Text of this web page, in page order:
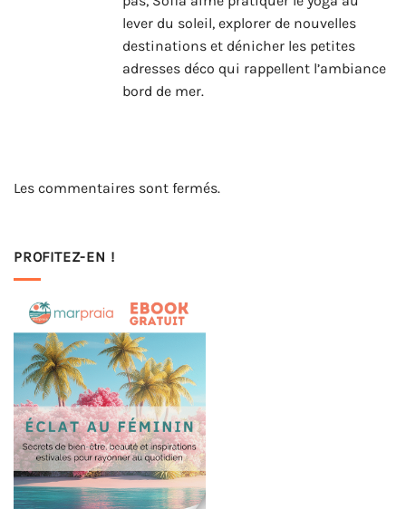
lever du soleil, explorer de nouvelles
destinations et dénicher les petites
adresses déco qui rappellent l’ambiance
bord de mer.
Les commentaires sont fermés.
PROFITEZ-EN !